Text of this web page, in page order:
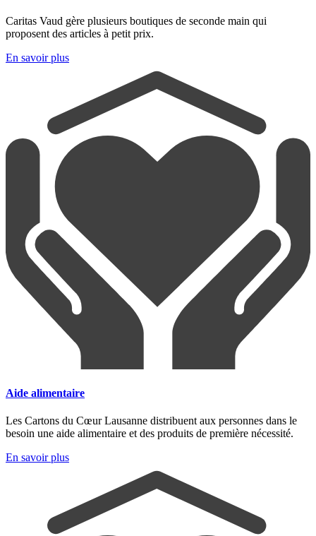
Caritas Vaud gère plusieurs boutiques de seconde main qui
proposent des articles à petit prix.
En savoir plus
Aide alimentaire
Les Cartons du Cœur Lausanne distribuent aux personnes dans le
besoin une aide alimentaire et des produits de première nécessité.
En savoir plus